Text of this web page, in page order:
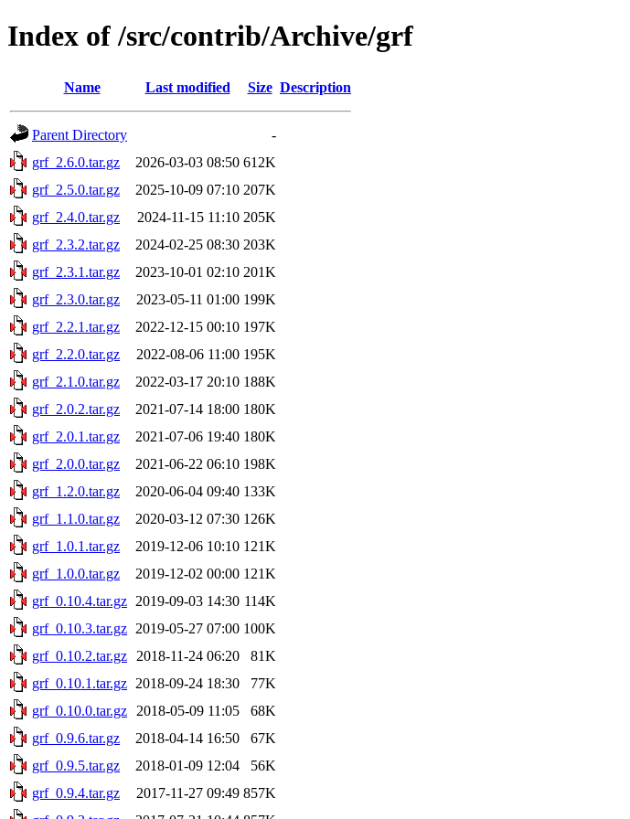
Index of /src/contrib/Archive/grf
Name Last modified Size Description
Parent Directory
-
grf_2.6.0.tar.gz
2026-03-03 08:50 612K
grf_2.5.0.tar.gz
2025-10-09 07:10 207K
grf_2.4.0.tar.gz
2024-11-15 11:10 205K
grf_2.3.2.tar.gz
2024-02-25 08:30 203K
grf_2.3.1.tar.gz
2023-10-01 02:10 201K
grf_2.3.0.tar.gz
2023-05-11 01:00 199K
grf_2.2.1.tar.gz
2022-12-15 00:10 197K
grf_2.2.0.tar.gz
2022-08-06 11:00 195K
grf_2.1.0.tar.gz
2022-03-17 20:10 188K
grf_2.0.2.tar.gz
2021-07-14 18:00 180K
grf_2.0.1.tar.gz
2021-07-06 19:40 180K
grf_2.0.0.tar.gz
2021-06-22 06:10 198K
grf_1.2.0.tar.gz
2020-06-04 09:40 133K
grf_1.1.0.tar.gz
2020-03-12 07:30 126K
grf_1.0.1.tar.gz
2019-12-06 10:10 121K
grf_1.0.0.tar.gz
2019-12-02 00:00 121K
grf_0.10.4.tar.gz 2019-09-03 14:30 114K
grf_0.10.3.tar.gz 2019-05-27 07:00 100K
grf_0.10.2.tar.gz
2018-11-24 06:20
81K
grf_0.10.1.tar.gz 2018-09-24 18:30
77K
grf_0.10.0.tar.gz
2018-05-09 11:05
68K
grf_0.9.6.tar.gz
2018-04-14 16:50
67K
grf_0.9.5.tar.gz
2018-01-09 12:04
56K
grf_0.9.4.tar.gz
2017-11-27 09:49 857K